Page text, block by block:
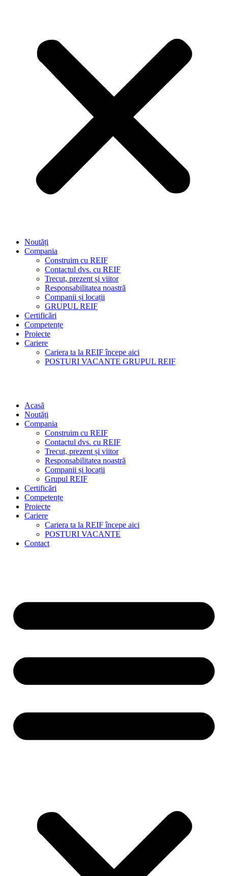
Noutăți
Compania
Construim cu REIF
Contactul dvs. cu REIF
Trecut, prezent și viitor
Responsabilitatea noastră
Companii și locații
GRUPUL REIF
Certificări
Competențe
Proiecte
Cariere
Cariera ta la REIF începe aici
POSTURI VACANTE GRUPUL REIF
Acasă
Noutăți
Compania
Construim cu REIF
Contactul dvs. cu REIF
Trecut, prezent și viitor
Responsabilitatea noastră
Companii și locații
Grupul REIF
Certificări
Competențe
Proiecte
Cariere
Cariera ta la REIF începe aici
POSTURI VACANTE
Contact